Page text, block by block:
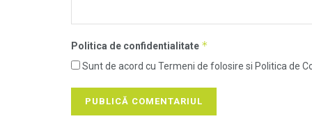
Politica de confidentialitate *
Sunt de acord cu Termeni de folosire si Politica de